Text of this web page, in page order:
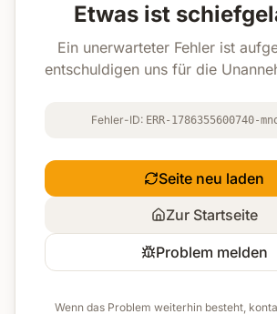
Etwas ist
Ein unerwarteter Fehler ist
entschuldigen uns für die
Fehler-ID: ERR-1786355600740-
Seite neu laden
Zur Startseite
Problem melden
Wenn das Problem weiterhin besteht,